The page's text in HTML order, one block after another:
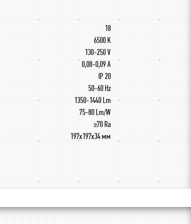
18
6500 K
130-250 V
0,08-0,09 A
IP 20
50-60 Hz
1350-1440 Lm
75-80 Lm/W
≥70 Ra
197х197х34 мм